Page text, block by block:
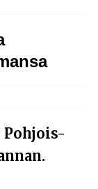
Pohjois-